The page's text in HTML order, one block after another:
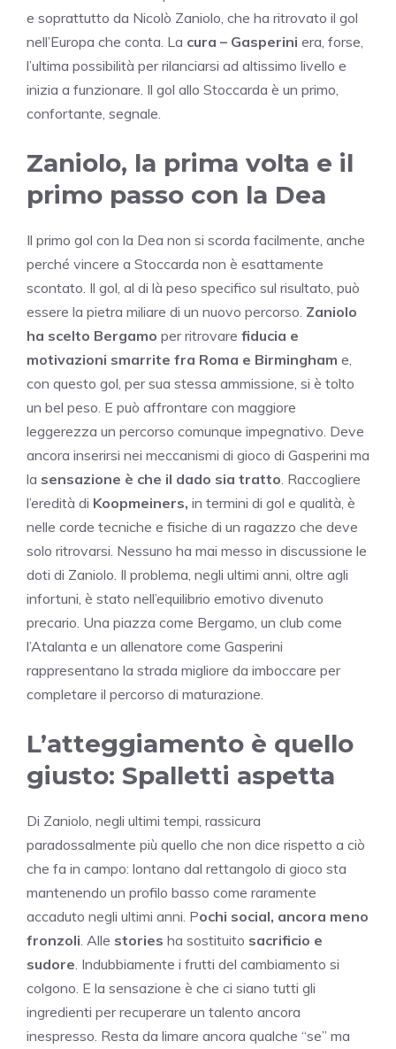
e soprattutto da Nicolò Zaniolo, che ha ritrovato il gol
nell’Europa che conta. La cura – Gasperini era, forse,
l’ultima possibilità per rilanciarsi ad altissimo livello e
inizia a funzionare. Il gol allo Stoccarda è un primo,
confortante, segnale.
Zaniolo, la prima volta e il
primo passo con la Dea
Il primo gol con la Dea non si scorda facilmente, anche
perché vincere a Stoccarda non è esattamente
scontato. Il gol, al di là peso specifico sul risultato, può
essere la pietra miliare di un nuovo percorso. Zaniolo
ha scelto Bergamo per ritrovare fiducia e
motivazioni smarrite fra Roma e Birmingham e,
con questo gol, per sua stessa ammissione, si è tolto
un bel peso. E può affrontare con maggiore
leggerezza un percorso comunque impegnativo. Deve
ancora inserirsi nei meccanismi di gioco di Gasperini ma
la sensazione è che il dado sia tratto . Raccogliere
l’eredità di Koopmeiners, in termini di gol e qualità, è
nelle corde tecniche e fisiche di un ragazzo che deve
solo ritrovarsi. Nessuno ha mai messo in discussione le
doti di Zaniolo. Il problema, negli ultimi anni, oltre agli
infortuni, è stato nell’equilibrio emotivo divenuto
precario. Una piazza come Bergamo, un club come
l’Atalanta e un allenatore come Gasperini
rappresentano la strada migliore da imboccare per
completare il percorso di maturazione.
L’atteggiamento è quello
giusto: Spalletti aspetta
Di Zaniolo, negli ultimi tempi, rassicura
paradossalmente più quello che non dice rispetto a ciò
che fa in campo: lontano dal rettangolo di gioco sta
mantenendo un profilo basso come raramente
accaduto negli ultimi anni. Pochi social, ancora meno
fronzoli . Alle stories ha sostituito sacrificio e
sudore . Indubbiamente i frutti del cambiamento si
colgono. E la sensazione è che ci siano tutti gli
ingredienti per recuperare un talento ancora
inespresso. Resta da limare ancora qualche “se” ma